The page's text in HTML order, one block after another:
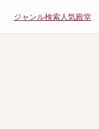
ジャンル検索人気殿堂